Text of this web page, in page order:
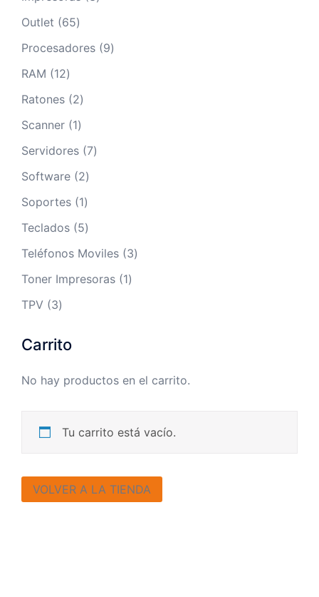
Outlet 6565
productos
Procesadores 99
RAM 1212
productos
Ratones 22
productos
Scanner 11
producto
Servidores 77
Software 22
productos
Soportes 11
producto
Teclados 55
productos
Teléfonos Moviles 33
Toner Impresoras 11
TPV 33
Carrito
No hay productos en el carrito.
Tu carrito está vacío.
VOLVER A LA TIENDA